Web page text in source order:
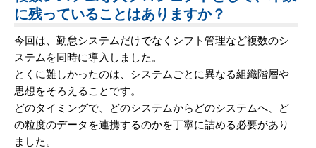
に残っていることはありますか？
今回は、勤怠システムだけでなくシフト管理など複数のシ
ステムを同時に導入しました。
とくに難しかったのは、システムごとに異なる組織階層や
思想をそろえることです。
どのタイミングで、どのシステムからどのシステムへ、ど
の粒度のデータを連携するのかを丁寧に詰める必要があり
ました。